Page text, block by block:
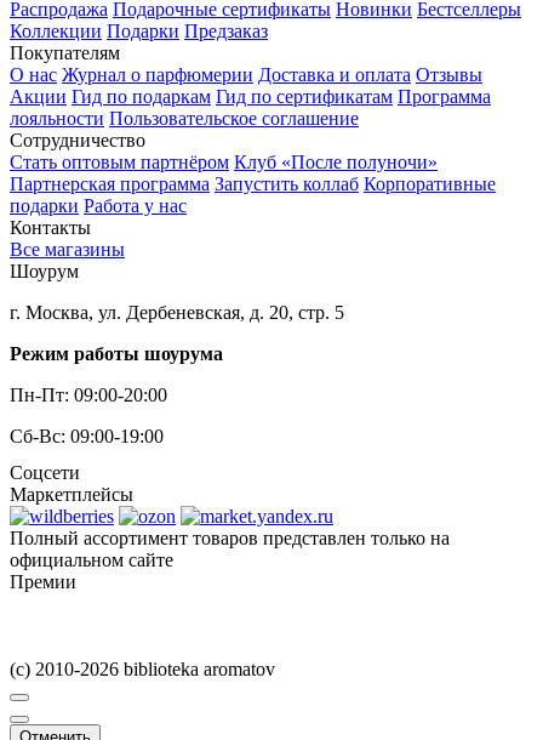
Распродажа Подарочные сертификаты Новинки Бестселлеры
Коллекции Подарки Предзаказ
Покупателям
О нас Журнал о парфюмерии Доставка и оплата Отзывы
Акции Гид по подаркам Гид по сертификатам Программа
лояльности Пользовательское соглашение
Сотрудничество
Стать оптовым партнёром Клуб «После полуночи»
Партнерская программа Запустить коллаб Корпоративные
подарки Работа у нас
Контакты
Все магазины
Шоурум
г. Москва, ул. Дербеневская, д. 20, стр. 5
Режим работы шоурума
Пн-Пт: 09:00-20:00
Сб-Вс: 09:00-19:00
Соцсети
Маркетплейсы
Полный ассортимент товаров представлен только на
официальном сайте
Премии
(c) 2010-2026 biblioteka aromatov